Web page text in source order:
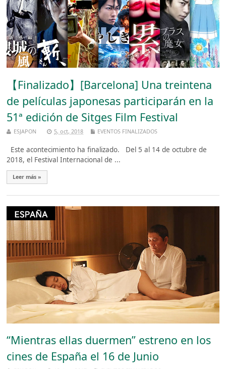
【Finalizado】[Barcelona] Una treintena
de películas japonesas participarán en la
51ª edición de Sitges Film Festival
ESJAPON 5, oct, 2018 EVENTOS FINALIZADOS
Este acontecimiento ha finalizado. Del 5 al 14 de octubre de
2018, el Festival Internacional de ...
Leer más »
“Mientras ellas duermen” estreno en los
cines de España el 16 de Junio